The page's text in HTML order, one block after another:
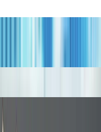
nhất tháng